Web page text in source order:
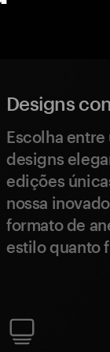
Designs
Escolha
designs
edições
nossa
formato de
estilo quanto